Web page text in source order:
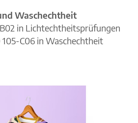
Waschechtheit
B02 in Lichtechtheitsprüfungen
105-C06 in Waschechtheit